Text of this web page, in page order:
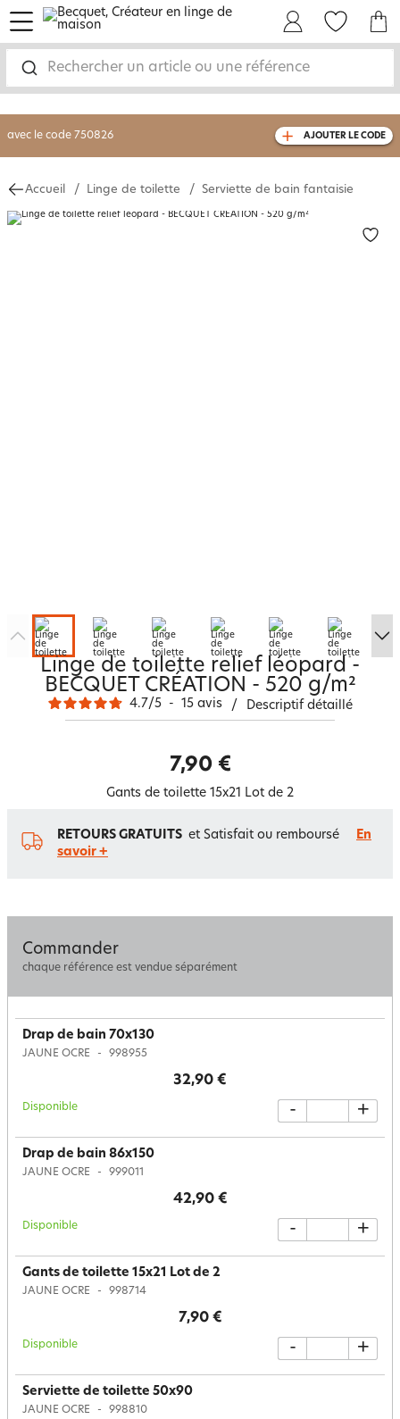
Rechercher un article ou une référence
menu
-30% sur votre commandedès 2 articles
livraison GRATUITEdès 110€ d'achat
avec le code 750826 AJOUTER LE CODE
Accueil Linge de toilette Serviette de bain fantaisie
Linge de toilette relief léopard -
BECQUET CRÉATION - 520 g/m²
4.7/5 - 15 avis / Descriptif détaillé
7,90 €
Gants de toilette 15x21 Lot de 2
RETOURS GRATUITS et Satisfait ou remboursé
En
savoir +
Commander
chaque référence est vendue séparément
Drap de bain 70x130
JAUNE OCRE 998955
32,90 €
Disponible - +
Drap de bain 86x150
JAUNE OCRE 999011
42,90 €
Disponible - +
Gants de toilette 15x21 Lot de 2
JAUNE OCRE 998714
7,90 €
Disponible - +
Serviette de toilette 50x90
JAUNE OCRE 998810